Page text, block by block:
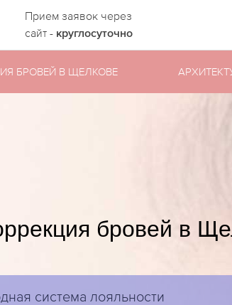
Прием заявок через
сайт - круглосуточно
БРОВЕЙ В ЩЕЛКОВЕ
бровей в
система лояльности